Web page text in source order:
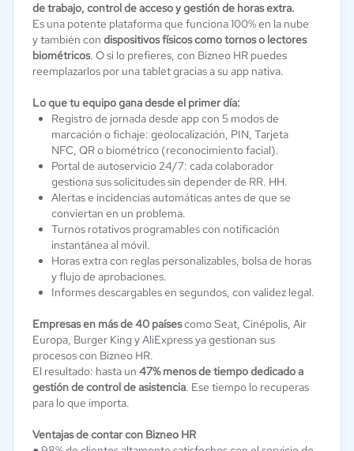
de trabajo, control de acceso y gestión de horas extra.
Es una potente plataforma que funciona 100% en la nube
y también con dispositivos físicos como tornos o lectores
biométricos. O si lo prefieres, con Bizneo HR puedes
reemplazarlos por una tablet gracias a su app nativa.
Lo que tu equipo gana desde el primer día:
Registro de jornada desde app con 5 modos de
marcación o fichaje: geolocalización, PIN, Tarjeta
NFC, QR o biométrico (reconocimiento facial).
Portal de autoservicio 24/7: cada colaborador
gestiona sus solicitudes sin depender de RR. HH.
Alertas e incidencias automáticas antes de que se
conviertan en un problema.
Turnos rotativos programables con notificación
instantánea al móvil.
Horas extra con reglas personalizables, bolsa de horas
y flujo de aprobaciones.
Informes descargables en segundos, con validez legal.
Empresas en más de 40 paísescomo Seat, Cinépolis, Air
Europa, Burger King y AliExpress ya gestionan sus
procesos con Bizneo HR.
El resultado: hasta un 47% menos de tiempo dedicado a
gestión de control de asistencia. Ese tiempo lo recuperas
para lo que importa.
Ventajas de contar con Bizneo HR